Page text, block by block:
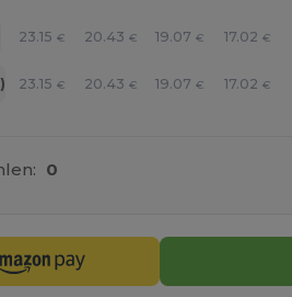
23.15 € 20.43 € 19.07 € 17.02 €
23.15 € 20.43 € 19.07 € 17.02 €
0